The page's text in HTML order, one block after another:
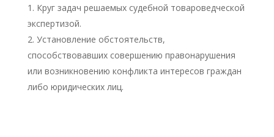
Круг задач решаемых судебной товароведческой
экспертизой.
Установление обстоятельств,
способствовавших совершению правонарушения
или возникновению конфликта интересов граждан
либо юридических лиц.